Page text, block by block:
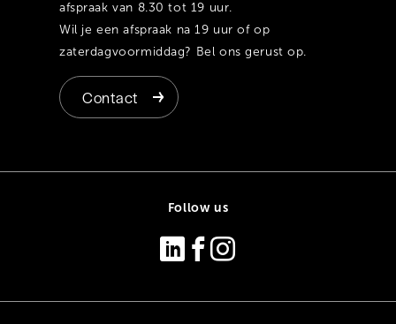
afspraak van 8.30 tot 19 uur.
Wil je een afspraak na 19 uur of op
zaterdagvoormiddag? Bel ons gerust op.
Contact
Follow us